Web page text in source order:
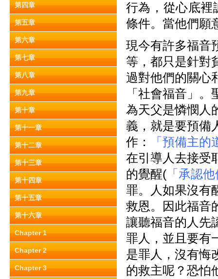
第四章
第五章
第六章
第七章
第八章
第九章
第十章
第十一章
第十二章
第十三章
第十四章
第十五章
第十六章
Chapter 1
Chapter 2
Chapter 3
行為，從心底裡
條件。當他們願
現今有許多福音
等，都只是針對
過對他們的關心
「社會福音」
為天父是憐憫人
義，就是要預備
作：
「預備主
在引導人去接受
的覺醒(「承認
罪。人如果沒有
救恩。因此福音
讓聽福音的人先
罪人，並且要有
是罪人，沒有悔
的救主呢？恐怕